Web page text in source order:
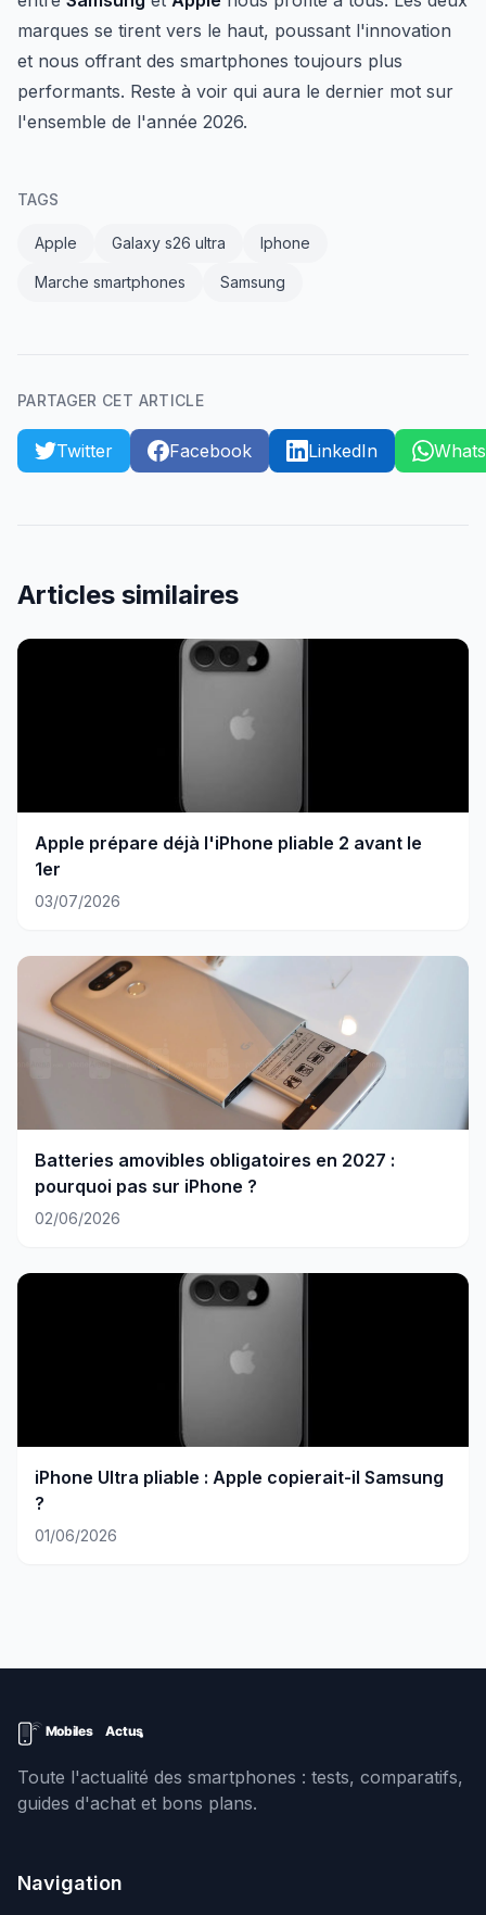
marques se tirent vers le haut, poussant l'innovation
et nous offrant des smartphones toujours plus
performants. Reste à voir qui aura le dernier mot sur
l'ensemble de l'année 2026.
TAGS
Apple Galaxy s26 ultra Iphone
Marche smartphones Samsung
PARTAGER CET ARTICLE
Twitter Facebook LinkedIn
Articles similaires
Apple prépare déjà l'iPhone pliable 2 avant le
1er
03/07/2026
Batteries amovibles obligatoires en 2027 :
pourquoi pas sur iPhone ?
02/06/2026
iPhone Ultra pliable : Apple copierait-il Samsung
?
01/06/2026
Toute l'actualité des smartphones : tests, comparatifs,
guides d'achat et bons plans.
Navigation